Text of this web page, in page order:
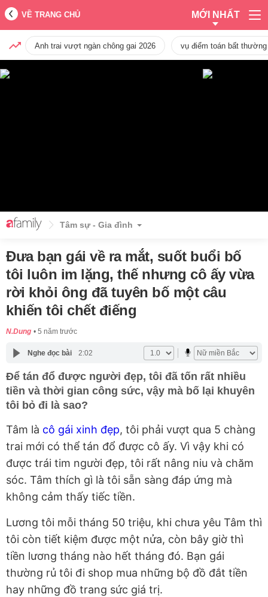
VỀ TRANG CHỦ MỚI NHẤT
Anh trai vượt ngàn chông gai 2026 vụ điểm toán bất
Tâm sự - Gia đình
Đưa bạn gái về ra mắt, suốt buổi bố
tôi luôn im lặng, thế nhưng cô ấy vừa
rời khỏi ông đã tuyên bố một câu
khiến tôi chết điếng
N.Dung 5 năm trước
Nghe đọc bài 2:02
Để tán đổ được người đẹp, tôi đã tốn rất nhiều
tiền và thời gian công sức, vậy mà bố lại khuyên
tôi bỏ đi là sao?
Tâm là cô gái xinh đẹp, tôi phải vượt qua 5 chàng
trai mới có thể tán đổ được cô ấy. Vì vậy khi có
được trái tim người đẹp, tôi rất nâng niu và chăm
sóc. Tâm thích gì là tôi sẵn sàng đáp ứng mà
không cảm thấy tiếc tiền.
Lương tôi mỗi tháng 50 triệu, khi chưa yêu Tâm thì
tôi còn tiết kiệm được một nửa, còn bây giờ thì
tiền lương tháng nào hết tháng đó. Bạn gái
thường rủ tôi đi shop mua những bộ đồ đắt tiền
hay những đồ trang sức giá trị.